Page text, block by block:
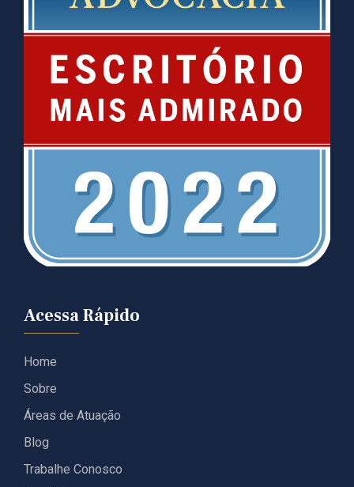
Acessa Rápido
Home
Sobre
Áreas de Atuação
Blog
Trabalhe Conosco